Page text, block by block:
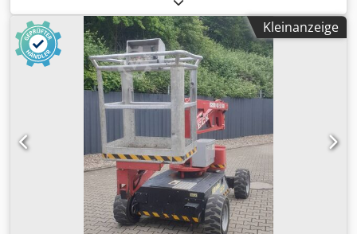
Kleinanzeige